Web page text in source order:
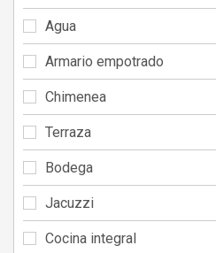
Agua
Armario empotrado
Chimenea
Terraza
Bodega
Jacuzzi
Cocina integral